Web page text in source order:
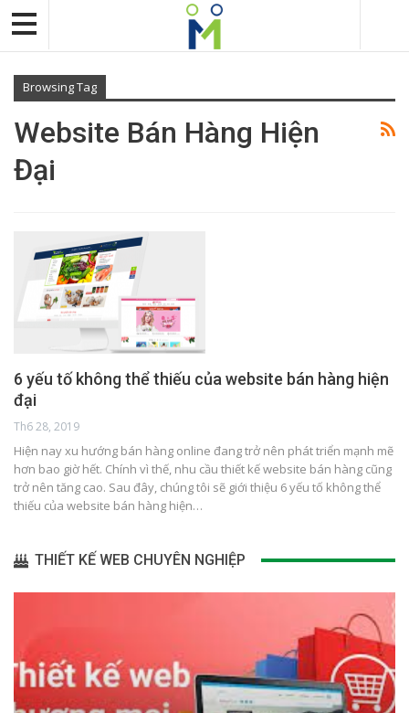
Browsing Tag
Website Bán Hàng Hiện
Đại
6 yếu tố không thể thiếu của website bán hàng hiện
đại
Th6 28, 2019
Hiện nay xu hướng bán hàng online đang trở nên phát triển mạnh mẽ
hơn bao giờ hết. Chính vì thế, nhu cầu thiết kế website bán hàng cũng
trở nên tăng cao. Sau đây, chúng tôi sẽ giới thiệu 6 yếu tố không thể
thiếu của website bán hàng hiện…
THIẾT KẾ WEB CHUYÊN NGHIỆP